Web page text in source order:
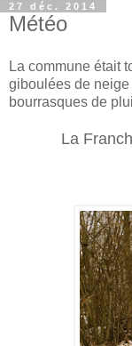
27 déc. 2014
Météo
La commune était
giboulées de neige
bourrasques de
La